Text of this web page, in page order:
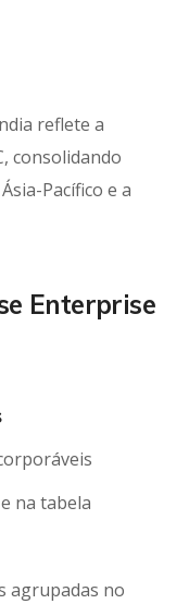
reflete a
consolidando
Pacífico e a
Enterprise
na tabela
agrupadas no